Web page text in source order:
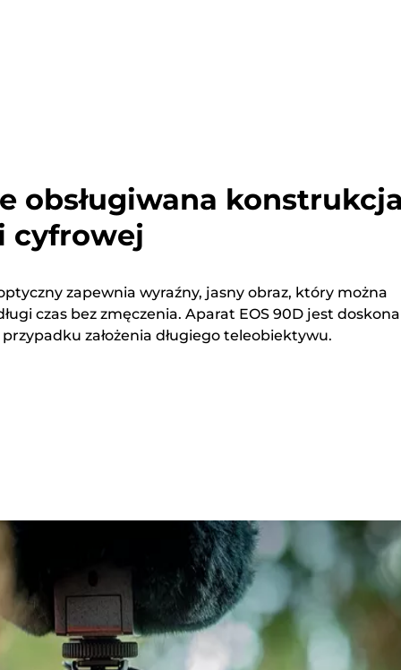
obsługiwana
cyfrowej
zapewnia wyraźny, jasny obraz, który można
czas bez zmęczenia. Aparat EOS 90D jest
założenia długiego teleobiektywu.